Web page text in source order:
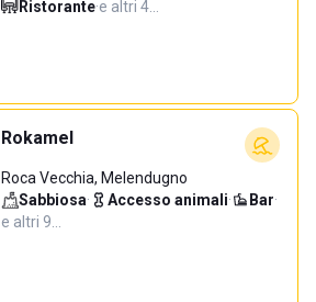
Ristorante·e altri 4…
Rokamel
Roca Vecchia, Melendugno
Sabbiosa· Accesso animali· Bar·
e altri 9…